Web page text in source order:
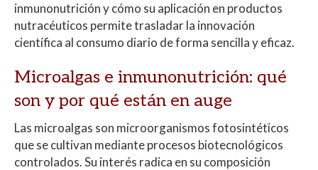
inmunonutrición y cómo su aplicación en productos
nutracéuticos permite trasladar la innovación
científica al consumo diario de forma sencilla y eficaz.
Microalgas e inmunonutrición: qué
son y por qué están en auge
Las microalgas son microorganismos fotosintéticos
que se cultivan mediante procesos biotecnológicos
controlados. Su interés radica en su composición